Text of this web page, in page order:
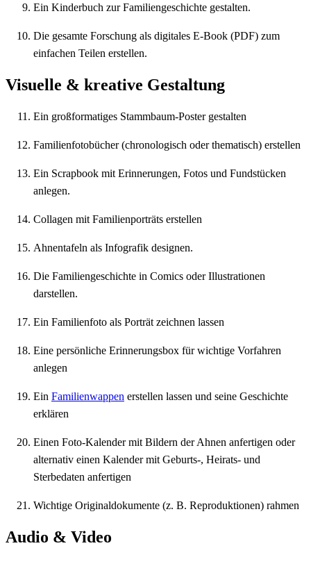
Ein Kinderbuch zur Familiengeschichte gestalten.
Die gesamte Forschung als digitales E-Book (PDF) zum
einfachen Teilen erstellen.
Visuelle & kreative Gestaltung
Ein großformatiges Stammbaum-Poster gestalten
Familienfotobücher (chronologisch oder thematisch) erstellen
Ein Scrapbook mit Erinnerungen, Fotos und Fundstücken
anlegen.
Collagen mit Familienporträts erstellen
Ahnentafeln als Infografik designen.
Die Familiengeschichte in Comics oder Illustrationen
darstellen.
Ein Familienfoto als Porträt zeichnen lassen
Eine persönliche Erinnerungsbox für wichtige Vorfahren
anlegen
Ein Familienwappen erstellen lassen und seine Geschichte
erklären
Einen Foto-Kalender mit Bildern der Ahnen anfertigen oder
alternativ einen Kalender mit Geburts-, Heirats- und
Sterbedaten anfertigen
Wichtige Originaldokumente (z. B. Reproduktionen) rahmen
Audio & Video